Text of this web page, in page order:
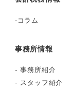
-コラム
事務所情報
-事務所紹介
- スタッフ紹介